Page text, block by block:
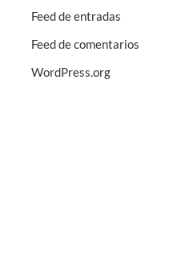
Feed de entradas
Feed de comentarios
WordPress.org